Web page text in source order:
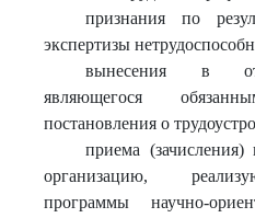
признания по
экспертизы
вынесения в
являющегося
постановления о
приема (зачисления)
организацию,
программы научно-